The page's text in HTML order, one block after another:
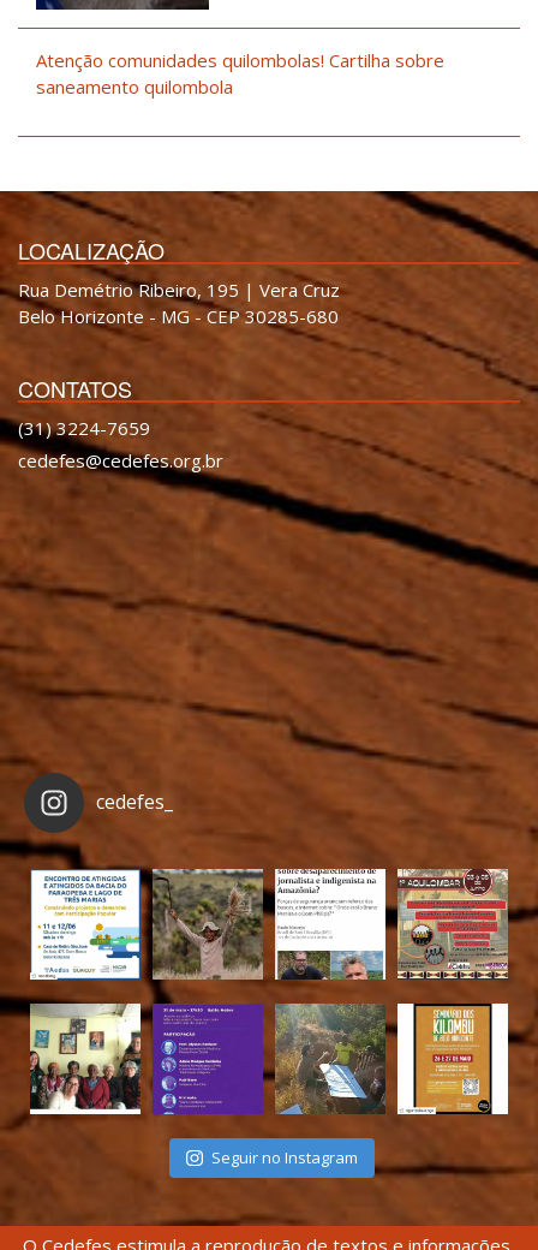
Atenção comunidades quilombolas! Cartilha sobre
saneamento quilombola
LOCALIZAÇÃO
Rua Demétrio Ribeiro, 195 | Vera Cruz
Belo Horizonte - MG - CEP 30285-680
CONTATOS
(31) 3224-7659
cedefes@cedefes.org.br
cedefes_
Seguir no Instagram
O Cedefes estimula a reprodução de textos e informações,